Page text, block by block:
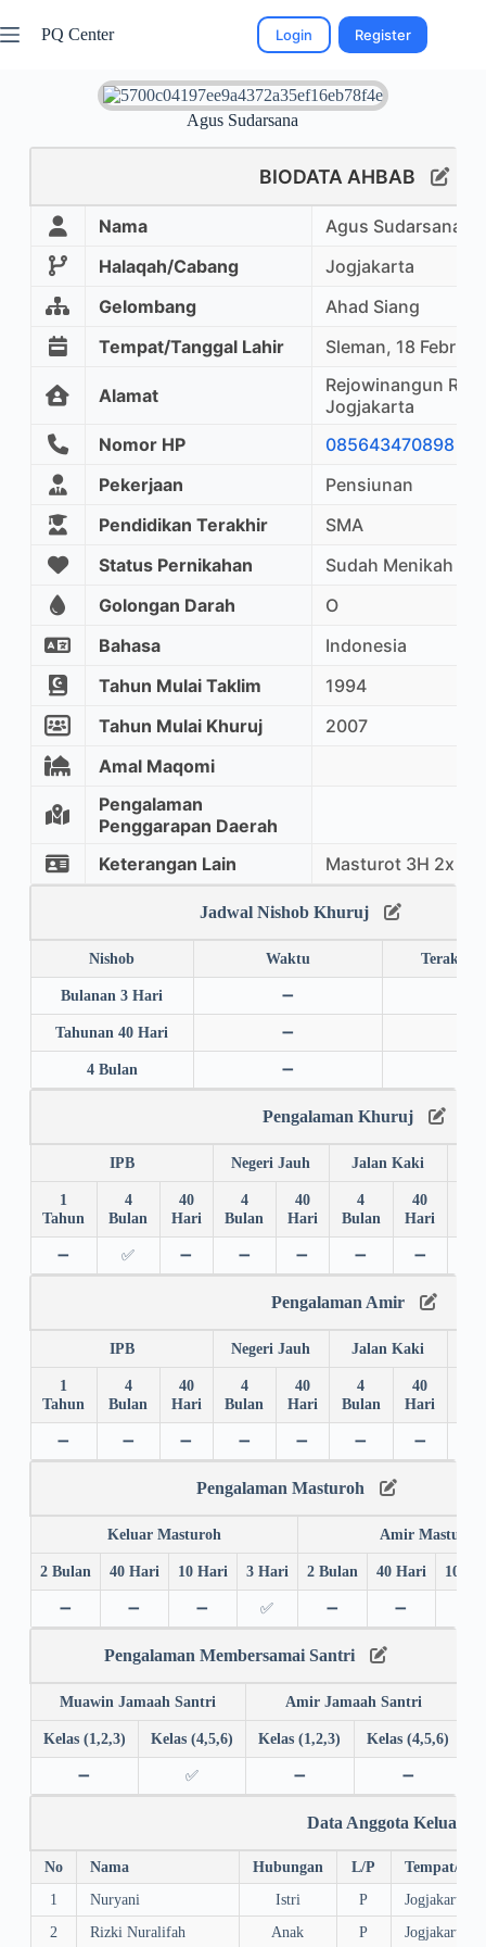
PQ Center Login Register
Agus Sudarsana
BIODATA AHBAB
Nama
Agus Sudarsana
Halaqah/Cabang
Jogjakarta
Gelombang
Ahad Siang
Tempat/Tanggal Lahir
Sleman, 18
Alamat
Rejowinangun RT
Jogjakarta
Nomor HP
085643470898
Pekerjaan
Pensiunan
Pendidikan Terakhir
SMA
Status Pernikahan
Sudah Menikah
Golongan Darah
O
Bahasa
Indonesia
Tahun Mulai Taklim
1994
Tahun Mulai Khuruj
2007
Amal Maqomi
Pengalaman
Penggarapan Daerah
Keterangan Lain
Masturot 3H 2x
Jadwal Nishob Khuruj
Nishob Waktu Terakhir
Bulanan 3 Hari ➖
Tahunan 40 Hari ➖
4 Bulan ➖
Pengalaman Khuruj
IPB Negeri Jauh Jalan Kaki
1
Tahun
4
Bulan
40
Hari
4
Bulan
40
Hari
4
Bulan
40
Hari
➖ ✅ ➖ ➖ ➖ ➖ ➖
Pengalaman Amir
IPB Negeri Jauh Jalan Kaki
1
Tahun
4
Bulan
40
Hari
4
Bulan
40
Hari
4
Bulan
40
Hari
➖ ➖ ➖ ➖ ➖ ➖ ➖
Pengalaman Masturoh
Keluar Masturoh Amir Masturoh
2 Bulan 40 Hari 10 Hari 3 Hari 2 Bulan 40 Hari 10
➖ ➖ ➖ ✅ ➖ ➖
Pengalaman Membersamai Santri
Muawin Jamaah Santri Amir Jamaah Santri
Kelas (1,2,3) Kelas (4,5,6) Kelas (1,2,3) Kelas (4,5,6)
➖ ✅ ➖ ➖
Data Anggota Keluarga
No Nama Hubungan L/P
Tempat/
1
Nuryani Istri P
Jogjakarta,
2
Rizki Nuralifah Anak P Jogjakarta,